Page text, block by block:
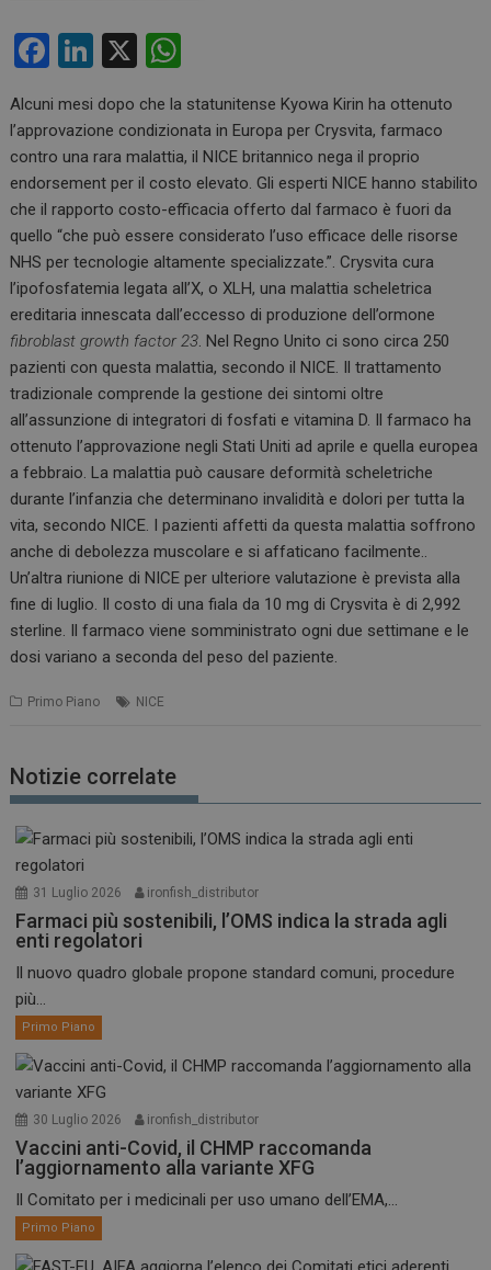
F
ce
b
o
o
k
Li
ke
dI
n
X
at
s
A
p
p
Alcuni mesi dopo che la statunitense Kyowa Kirin ha ottenuto
l’approvazione condizionata in Europa per Crysvita, farmaco
contro una rara malattia, il NICE britannico nega il proprio
endorsement per il costo elevato. Gli esperti NICE hanno stabilito
che il rapporto costo-efficacia offerto dal farmaco è fuori da
quello “che può essere considerato l’uso efficace delle risorse
NHS per tecnologie altamente specializzate.”. Crysvita cura
l’ipofosfatemia legata all’X, o XLH, una malattia scheletrica
ereditaria innescata dall’eccesso di produzione dell’ormone
fibroblast growth factor 23. Nel Regno Unito ci sono circa 250
pazienti con questa malattia, secondo il NICE. Il trattamento
tradizionale comprende la gestione dei sintomi oltre
all’assunzione di integratori di fosfati e vitamina D. Il farmaco ha
ottenuto l’approvazione negli Stati Uniti ad aprile e quella europea
a febbraio. La malattia può causare deformità scheletriche
durante l’infanzia che determinano invalidità e dolori per tutta la
vita, secondo NICE. I pazienti affetti da questa malattia soffrono
anche di debolezza muscolare e si affaticano facilmente..
Un’altra riunione di NICE per ulteriore valutazione è prevista alla
fine di luglio. Il costo di una fiala da 10 mg di Crysvita è di 2,992
sterline. Il farmaco viene somministrato ogni due settimane e le
dosi variano a seconda del peso del paziente.
Primo Piano NICE
Notizie correlate
31 Luglio 2026 ironfish_distributor
Farmaci più sostenibili, l’OMS indica la strada agli
enti regolatori
Il nuovo quadro globale propone standard comuni, procedure
più...
Primo Piano
30 Luglio 2026 ironfish_distributor
Vaccini anti-Covid, il CHMP raccomanda
l’aggiornamento alla variante XFG
Il Comitato per i medicinali per uso umano dell’EMA,...
Primo Piano